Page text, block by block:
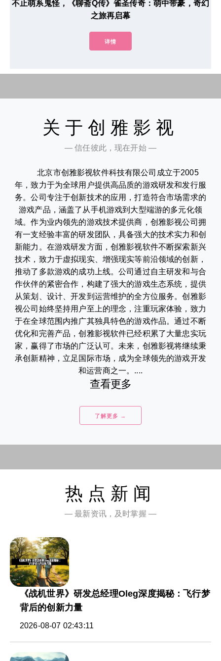
不止萌系鬼怪，《聊斋Q传》雀圣传奇：萌中带豪，奇幻
之旅再启幕
详情
关于创雅影视
— 信任彼此，现在开始 —
北京市创雅影视软件科技有限公司成立于2005
年，致力于为全球用户提供高品质的游戏研发和发行服
务。公司专注于创新技术的应用，打造符合市场需求的
游戏产品，涵盖了从手机游戏到大型端游的多元化领
域。作为业内领先的游戏技术提供商，创雅影视公司拥
有一支经验丰富的研发团队，具备强大的技术实力和创
新能力。在游戏研发方面，创雅影视软件不断探索新兴
技术，致力于虚拟现实、增强现实等前沿领域的创新，
推动了多款游戏的成功上线。公司通过自主研发和与合
作伙伴的紧密合作，构建了强大的游戏生态系统，提供
从策划、设计、开发到运营维护的全方位服务。创雅影
视公司始终坚持用户至上的理念，注重玩家体验，致力
于在全球范围内推广其独具特色的游戏作品。通过不断
优化和完善产品，创雅影视软件已经积累了大量忠实玩
家，赢得了市场的广泛认可。未来，创雅影视将继续秉
承创新精神，立足国际市场，成为全球领先的游戏开发
和运营商之一。....
查看更多
了解更多 →
热点新闻
— 最新资讯，及时掌握 —
《战机世界》研发总经理Oleg深度揭秘：飞行梦
背后的创新力量
2026-08-07 02:43:11